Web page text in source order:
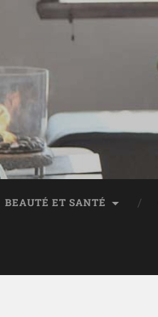
BEAUTÉ ET SANTÉ